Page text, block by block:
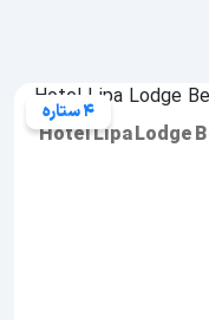
4 ستاره
Hotel Lipa Lodge